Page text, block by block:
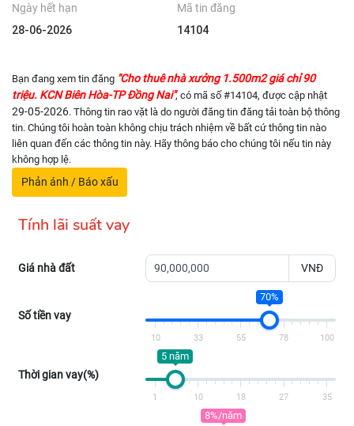
Ngày hết hạn
28-06-2026
Mã tin đăng
14104
Bạn đang xem tin đăng "Cho thuê nhà xưởng 1.500m2 giá chỉ 90
triệu. KCN Biên Hòa-TP Đồng Nai", có mã số #14104, được cập nhật
29-05-2026. Thông tin rao vặt là do người đăng tin đăng tải toàn bộ thông
tin. Chúng tôi hoàn toàn không chịu trách nhiệm về bất cứ thông tin nào
liên quan đến các thông tin này. Hãy thông báo cho chúng tôi nếu tin này
không hợp lệ.
Phản ánh / Báo xấu
Tính lãi suất vay
Giá nhà đất VNĐ
Số tiền vay
70%
10 33 55 78 100
Thời gian vay(%)
5 năm
1 10 18 27 35
8%/năm